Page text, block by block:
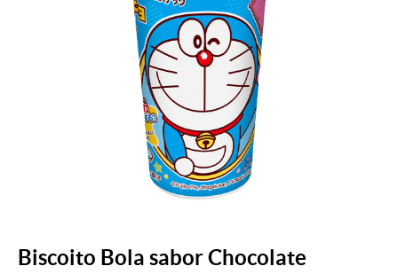
Biscoito Bola sabor Chocolate